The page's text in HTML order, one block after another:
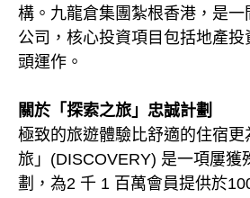
構。九龍倉集團紮根香港，是
公司，核心投資項目包括地產
頭運作。
關於「探索之旅」忠誠計劃
極致的旅遊體驗比舒適的住宿
旅」(DISCOVERY) 是一項屢獲
劃，為2 千 1 百萬會員提供於